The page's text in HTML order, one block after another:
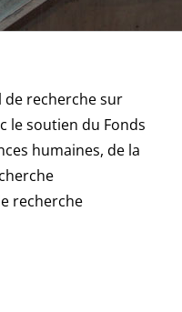
de recherche sur
le soutien du Fonds
humaines, de la
recherche